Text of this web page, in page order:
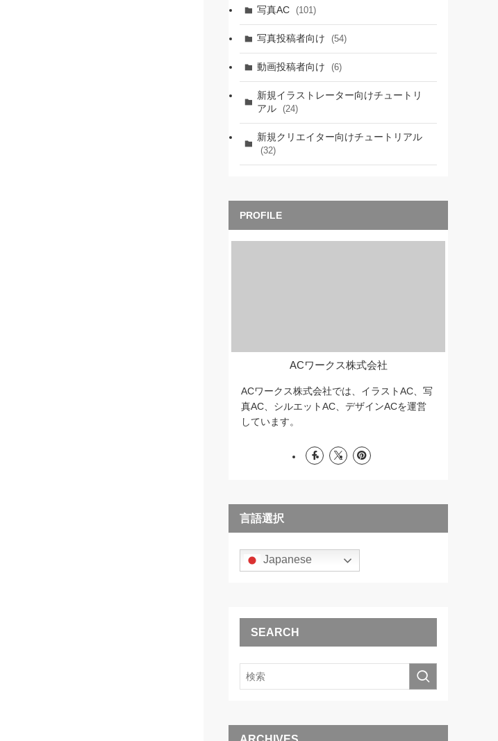
写真AC (101)
写真投稿者向け (54)
動画投稿者向け (6)
新規イラストレーター向けチュートリ
アル (24)
新規クリエイター向けチュートリアル
(32)
ACワークス株式会社
ACワークス株式会社では、イラストAC、写
真AC、シルエットAC、デザインACを運営
しています。
言語選択
Japanese
SEARCH